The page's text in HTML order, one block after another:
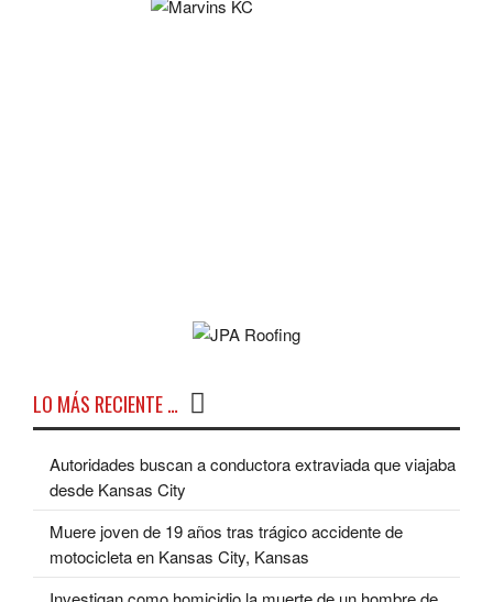
LO MÁS RECIENTE …
Autoridades buscan a conductora extraviada que viajaba
desde Kansas City
Muere joven de 19 años tras trágico accidente de
motocicleta en Kansas City, Kansas